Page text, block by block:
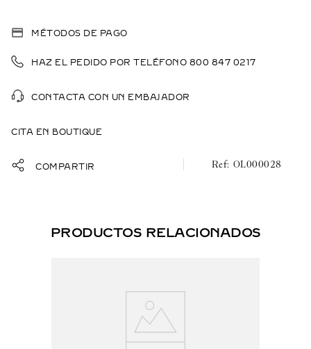
MÉTODOS DE PAGO
HAZ EL PEDIDO POR TELÉFONO 800 847 0217
CONTACTA CON UN EMBAJADOR
CITA EN BOUTIQUE
COMPARTIR OL000028
PRODUCTOS RELACIONADOS